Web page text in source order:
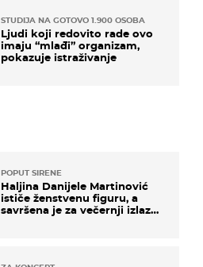
STUDIJA NA GOTOVO 1.900 OSOBA
Ljudi koji redovito rade ovo
imaju “mlađi” organizam,
pokazuje istraživanje
POPUT SIRENE
Haljina Danijele Martinović
ističe ženstvenu figuru, a
savršena je za večernji izlazak